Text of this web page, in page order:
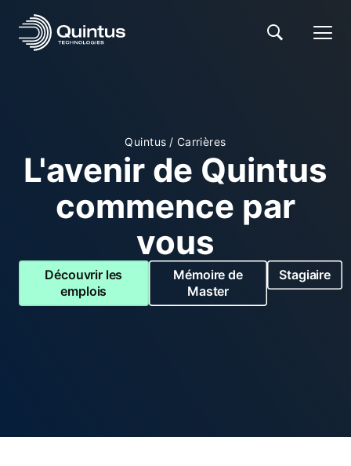
Quintus / Carrières
L'avenir de Quintus
commence par
vous
Découvrir les
emplois
Mémoire de
Master
Stagiaire